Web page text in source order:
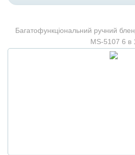
Багатофункціональний ручний
MS-5107 6 в